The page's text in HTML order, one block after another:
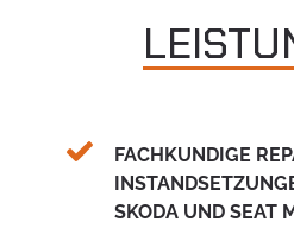
FACHKUNDIGE
SKODA UND SEAT